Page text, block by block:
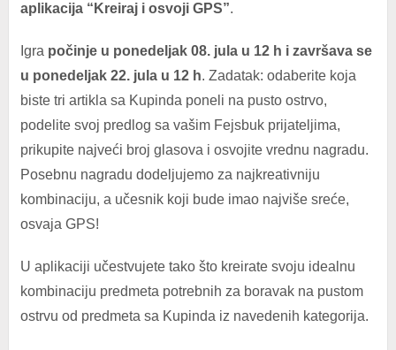
aplikacija “Kreiraj i osvoji GPS”.
Igra počinje u ponedeljak 08. jula u 12 h i završava se
u ponedeljak 22. jula u 12 h. Zadatak: odaberite koja
biste tri artikla sa Kupinda poneli na pusto ostrvo,
podelite svoj predlog sa vašim Fejsbuk prijateljima,
prikupite najveći broj glasova i osvojite vrednu nagradu.
Posebnu nagradu dodeljujemo za najkreativniju
kombinaciju, a učesnik koji bude imao najviše sreće,
osvaja GPS!
U aplikaciji učestvujete tako što kreirate svoju idealnu
kombinaciju predmeta potrebnih za boravak na pustom
ostrvu od predmeta sa Kupinda iz navedenih kategorija.